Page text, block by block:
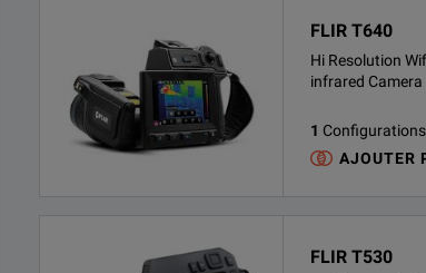
FLIR T640
Hi Resolution
infrared Camera
1
AJOUTER
FLIR T530